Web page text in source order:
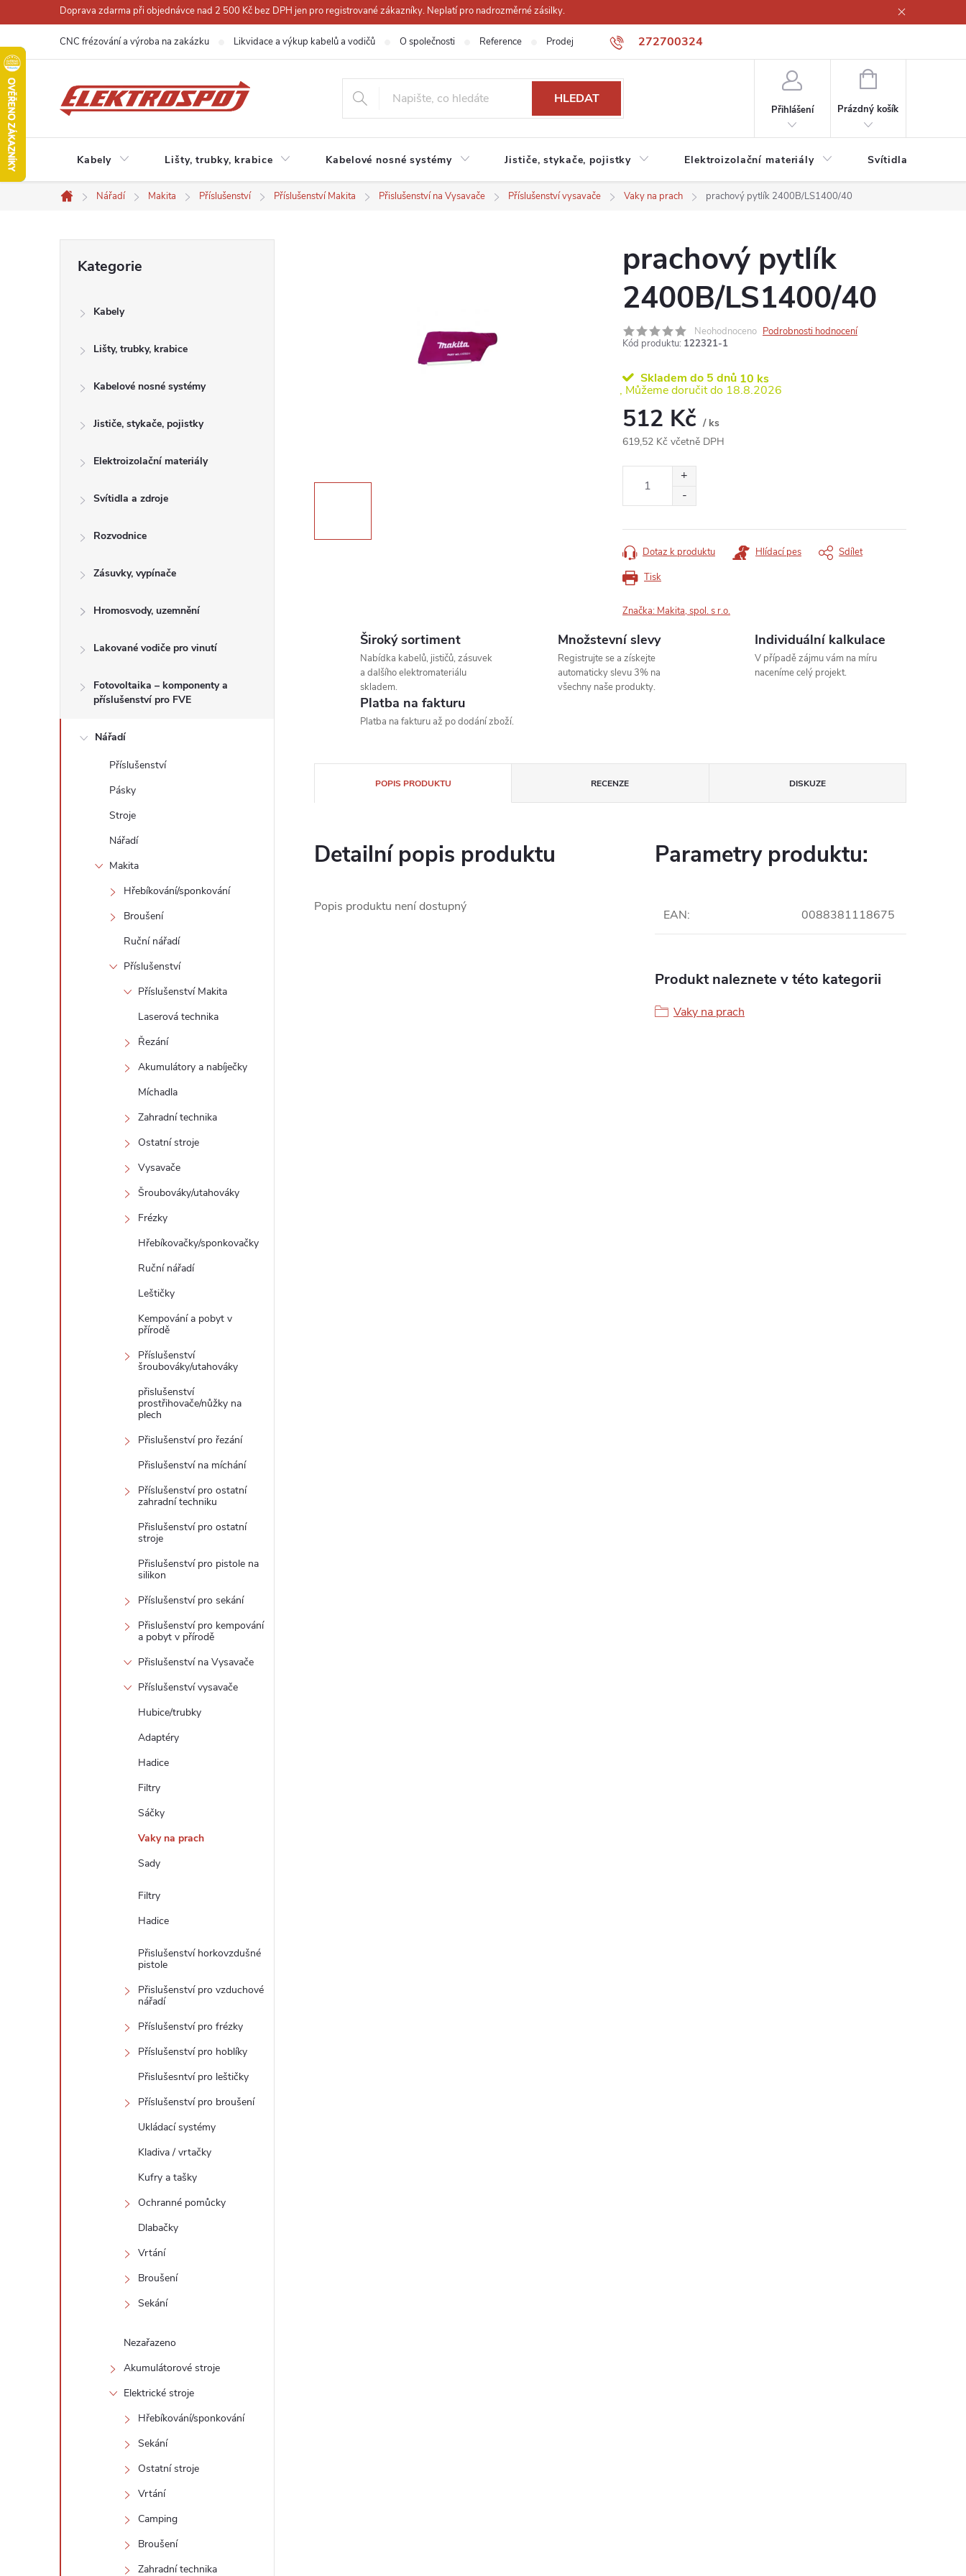
na
obsah
Doprava zdarma při objednávce nad 2 500 Kč bez DPH jen pro registrované zákazníky. Neplatí pro nadrozměrné zásilky.
272700324
CNC frézování a výroba na zakázku Likvidace a výkup kabelů a vodičů O společnosti Reference Prodejna Obchodní podmínky
HLEDAT
Přihlášení
NÁKUPNÍ
Prázdný košík
Kabely Lišty, trubky, krabice Kabelové nosné systémy Jističe, stykače, pojistky Elektroizolační materiály Svítidla a zdroje
Domů
Nářadí Makita Příslušenství Příslušenství Makita Přislušenství na Vysavače Příslušenství vysavače Vaky na prach prachový pytlík 2400B/LS1400/40
l
kategorie
Kategorie
Kabely
Lišty, trubky, krabice
Kabelové nosné systémy
Jističe, stykače, pojistky
Elektroizolační materiály
Svítidla a zdroje
Rozvodnice
Zásuvky, vypínače
Hromosvody, uzemnění
Lakované vodiče pro vinutí
Fotovoltaika – komponenty a
příslušenství pro FVE
Nářadí
Příslušenství
Pásky
Stroje
Nářadí
Makita
Hřebíkování/sponkování
Broušení
Ruční nářadí
Příslušenství
Příslušenství Makita
Laserová technika
Řezání
Akumulátory a nabíječky
Míchadla
Zahradní technika
Ostatní stroje
Vysavače
Šroubováky/utahováky
Frézky
Hřebíkovačky/sponkovačky
Ruční nářadí
Leštičky
Kempování a pobyt v
přírodě
Příslušenství
šroubováky/utahováky
přislušenství
prostřihovače/nůžky na
plech
Přislušenství pro řezání
Přislušenství na míchání
Příslušenství pro ostatní
zahradní techniku
Přislušenství pro ostatní
stroje
Přislušenství pro pistole na
silikon
Příslušenství pro sekání
Přislušenství pro kempování
a pobyt v přírodě
Přislušenství na Vysavače
Příslušenství vysavače
Hubice/trubky
Adaptéry
Hadice
Filtry
Sáčky
Vaky na prach
Sady
Filtry
Hadice
Přislušenství horkovzdušné
pistole
Přislušenství pro vzduchové
nářadí
Příslušenství pro frézky
Příslušenství pro hoblíky
Přislušesntví pro leštičky
Příslušenství pro broušení
Ukládací systémy
Kladiva / vrtačky
Kufry a tašky
Ochranné pomůcky
Dlabačky
Vrtání
Broušení
Sekání
Nezařazeno
Akumulátorové stroje
Elektrické stroje
Hřebíkování/sponkování
Sekání
Ostatní stroje
Vrtání
Camping
Broušení
Zahradní technika
prachový pytlík
2400B/LS1400/40
Neohodnoceno Podrobnosti hodnocení
Kód produktu: 122321-1
Skladem do 5 dnů 10 ks
18.8.2026
512 Kč / ks
619,52 Kč včetně DPH
Tisk
Dotaz k produktu Hlídací pes Sdílet
Značka: Makita, spol. s r.o.
Široký sortiment
Nabídka kabelů, jističů, zásuvek
a dalšího elektromateriálu
skladem.
Množstevní slevy
Registrujte se a získejte
automaticky slevu 3% na
všechny naše produkty.
Individuální kalkulace
V případě zájmu vám na míru
naceníme celý projekt.
Platba na fakturu
Platba na fakturu až po dodání zboží.
POPIS PRODUKTU RECENZE DISKUZE
Detailní popis produktu
Popis produktu není dostupný
Parametry produktu:
EAN: 0088381118675
Produkt naleznete v této kategorii
Vaky na prach